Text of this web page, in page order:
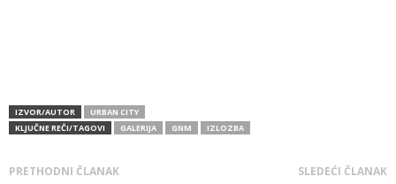
IZVOR/AUTOR
URBAN CITY
KLJUČNE REČI/TAGOVI
GALERIJA GNM IZLOZBA
PRETHODNI ČLANAK SLEDEĆI ČLANAK